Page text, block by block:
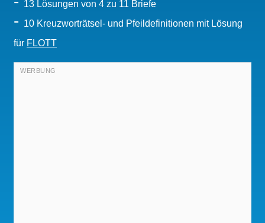
13 Lösungen von 4 zu 11 Briefe
- 10 Kreuzworträtsel- und Pfeildefinitionen mit Lösung
für FLOTT